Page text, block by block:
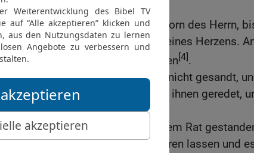
Gottlosen wirbelt er herab.
20 Nicht wendet sich der Zorn des Herrn,
ausgeführt hat die Pläne seines Herzens.
werdet ihr das voll verstehen[4].
21 Ich habe die Propheten nicht gesandt,
gelaufen. Ich habe nicht zu ihnen geredet,
geweissagt.
22 Hätten sie aber in meinem Rat
mein Volk meine Worte hören lassen und